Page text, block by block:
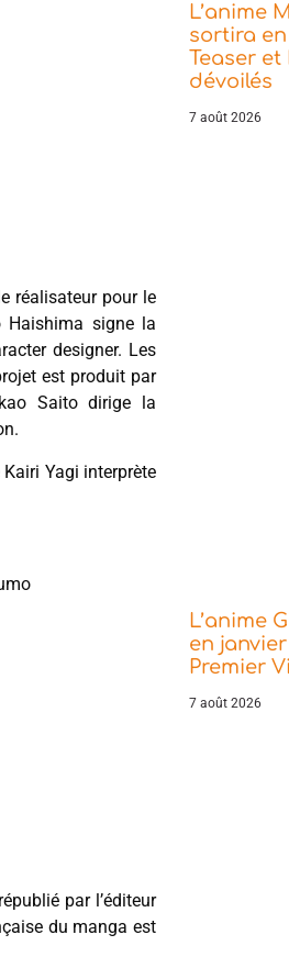
réalisateur pour le
Haishima signe la
designer. Les
est produit par
Saito dirige la
Yagi interprète
par l’éditeur
du manga est
L’anime
sortira en
Teaser et
dévoilés
7 août 2026
L’anime
en janvier
Premier
7 août 2026